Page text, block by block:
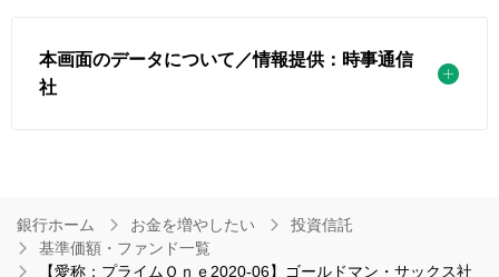
本画面のデータについて／情報提供：時事通信
社
銀行ホーム お金を増やしたい
投資信託
基準価額・ファンド一覧
【愛称：プライムＯｎｅ2020-06】ゴールドマン・サックス社